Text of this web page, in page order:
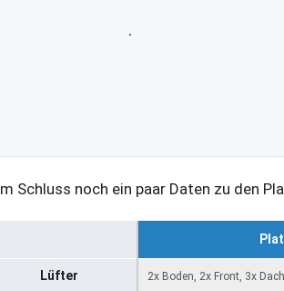
Schluss noch ein paar Daten zu den
Lüfter 2x Boden, 2x Front, 3x